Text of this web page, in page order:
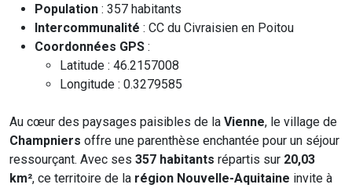
Population : 357 habitants
Intercommunalité : CC du Civraisien en Poitou
Coordonnées GPS :
Latitude : 46.2157008
Longitude : 0.3279585
Au cœur des paysages paisibles de la Vienne, le village de
Champniers offre une parenthèse enchantée pour un séjour
ressourçant. Avec ses 357 habitants répartis sur 20,03
km², ce territoire de la région Nouvelle-Aquitaine invite à